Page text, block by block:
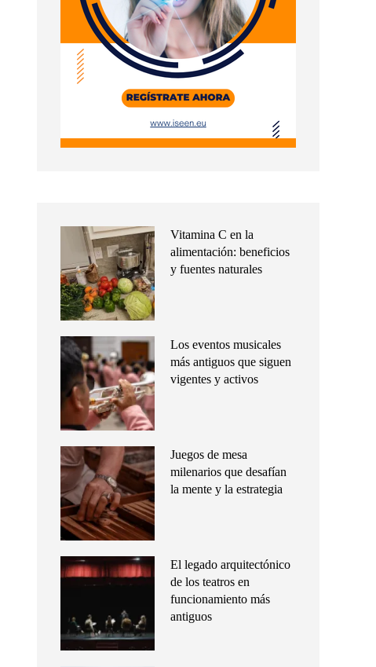
Vitamina C en la
alimentación: beneficios
y fuentes naturales
Los eventos musicales
más antiguos que siguen
vigentes y activos
Juegos de mesa
milenarios que desafían
la mente y la estrategia
El legado arquitectónico
de los teatros en
funcionamiento más
antiguos